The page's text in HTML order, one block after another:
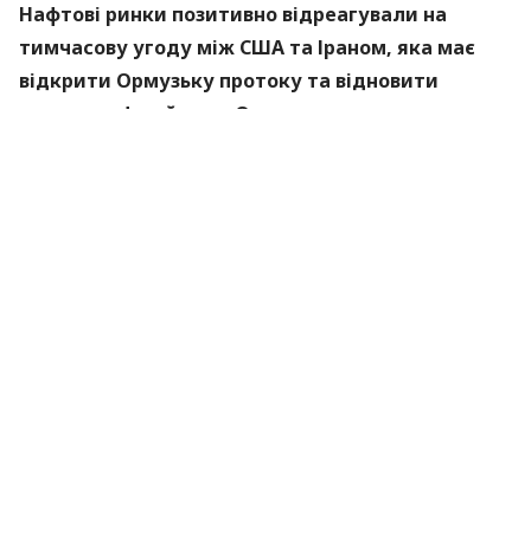
Нафтові ринки позитивно відреагували на
тимчасову угоду між США та Іраном, яка має
відкрити Ормузьку протоку та відновити
потоки нафти й газу. Однак повернення до